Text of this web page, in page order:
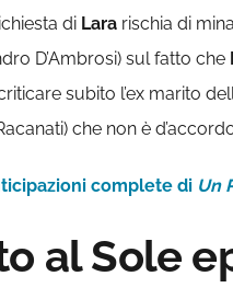
di Lara rischia di
D’Ambrosi) sul fatto che
subito l’ex marito
che non è
complete di Un
al Sole